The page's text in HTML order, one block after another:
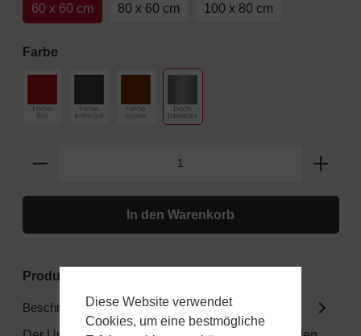
60 x 60 cm 80 x 60 cm 100 x 80 cm
Farbeauswählen
Farbe RotFarbe Anthrazit
Farbe KupferDach Edelstahl
In den Warenkorb
Produktnummer:
BeschreibungDiese Website verwendet
Cookies, um eine bestmögliche